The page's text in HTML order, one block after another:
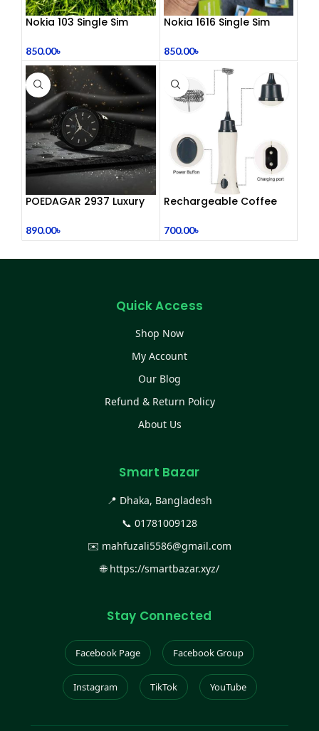
Nokia 103 Single Sim
850.00৳
Nokia 1616 Single Sim
850.00৳
POEDAGAR 2937 Luxury
890.00৳
Rechargeable Coffee
Foamer.
700.00৳
Quick Access
Shop Now
My Account
Our Blog
Refund & Return Policy
About Us
Smart Bazar
📍 Dhaka, Bangladesh
📞 01781009128
✉️ mahfuzali5586@gmail.com
🌐 https://smartbazar.xyz/
Stay Connected
Facebook Page Facebook Group
Instagram TikTok YouTube